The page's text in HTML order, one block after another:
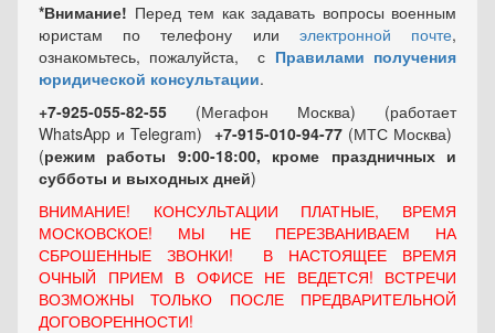
*Внимание! Перед тем как задавать вопросы военным
юристам по телефону или электронной почте,
ознакомьтесь, пожалуйста, с Правилами получения
юридической консультации.
+7-925-055-82-55 (Мегафон Москва) (работает
WhatsApp и Telegram) +7-915-010-94-77 (МТС Москва)
(режим работы 9:00-18:00, кроме праздничных и
субботы и выходных дней)
ВНИМАНИЕ! КОНСУЛЬТАЦИИ ПЛАТНЫЕ, ВРЕМЯ
МОСКОВСКОЕ! МЫ НЕ ПЕРЕЗВАНИВАЕМ НА
СБРОШЕННЫЕ ЗВОНКИ! В НАСТОЯЩЕЕ ВРЕМЯ
ОЧНЫЙ ПРИЕМ В ОФИСЕ НЕ ВЕДЕТСЯ! ВСТРЕЧИ
ВОЗМОЖНЫ ТОЛЬКО ПОСЛЕ ПРЕДВАРИТЕЛЬНОЙ
ДОГОВОРЕННОСТИ!